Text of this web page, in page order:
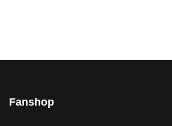
Fanshop